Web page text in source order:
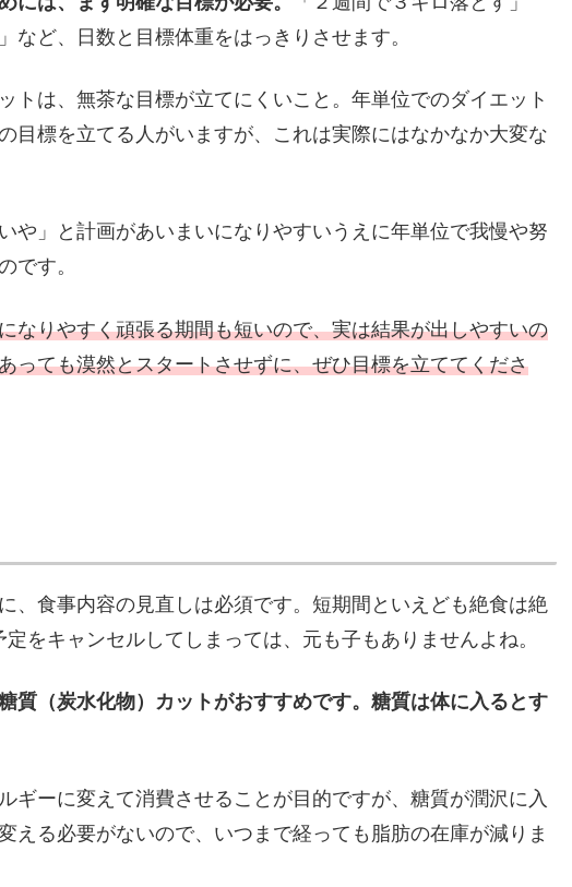
など、日数と目標体重をはっきりさせます。
トは、無茶な目標が立てにくいこと。年単位でのダイエット
目標を立てる人がいますが、これは実際にはなかなか大変な
や」と計画があいまいになりやすいうえに年単位で我慢や努
です。
なりやすく頑張る期間も短いので、実は結果が出しやすいの
っても漠然とスタートさせずに、ぜひ目標を立ててくださ
、食事内容の見直しは必須です。短期間といえども絶食は絶
をキャンセルしてしまっては、元も子もありませんよね。
質（炭水化物）カットがおすすめです。糖質は体に入るとす
ギーに変えて消費させることが目的ですが、糖質が潤沢に入
える必要がないので、いつまで経っても脂肪の在庫が減りま